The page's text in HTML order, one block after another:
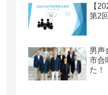
【
第2
男声
市合
た！